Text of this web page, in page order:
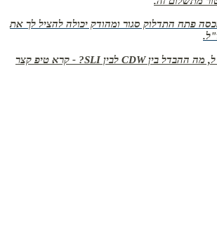
פתח התדלוק סגור ומהודק יכולה להציל לך את
- בביטוח רכב בחו"ל, מה ההבדל בין CDW לבין SLI? - קרא טיפ קצר